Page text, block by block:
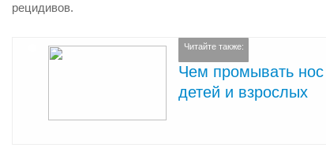
рецидивов.
Читайте также:
Чем промывать
детей и взрослых